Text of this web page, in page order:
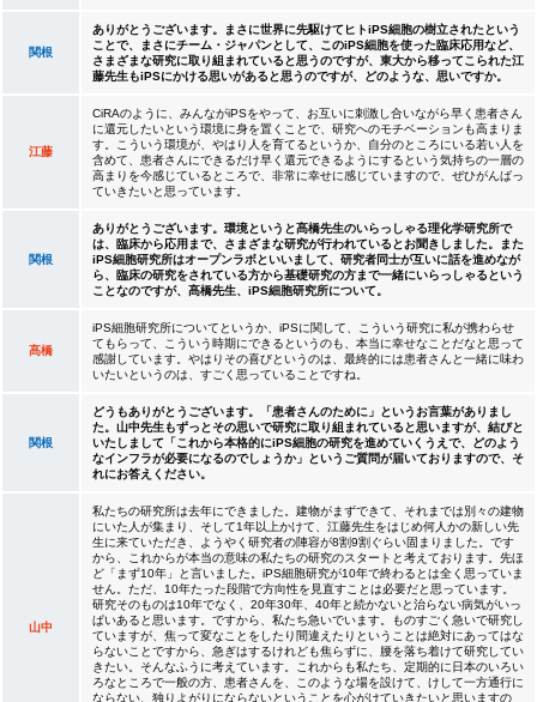
関根
ありがとうございます。まさに世界に先駆けてヒトiPS細胞の樹立されたという
ことで、まさにチーム・ジャパンとして、このiPS細胞を使った臨床応用など、
さまざまな研究に取り組まれていると思うのですが、東大から移ってこられた江
藤先生もiPSにかける思いがあると思うのですが、どのような、思いですか。
江藤
CiRAのように、みんながiPSをやって、お互いに刺激し合いながら早く患者さん
に還元したいという環境に身を置くことで、研究へのモチベーションも高まりま
す。こういう環境が、やはり人を育てるというか、自分のところにいる若い人を
含めて、患者さんにできるだけ早く還元できるようにするという気持ちの一層の
高まりを今感じているところで、非常に幸せに感じていますので、ぜひがんばっ
ていきたいと思っています。
関根
ありがとうございます。環境というと髙橋先生のいらっしゃる理化学研究所で
は、臨床から応用まで、さまざまな研究が行われているとお聞きしました。また
iPS細胞研究所はオープンラボといいまして、研究者同士が互いに話を進めなが
ら、臨床の研究をされている方から基礎研究の方まで一緒にいらっしゃるという
ことなのですが、髙橋先生、iPS細胞研究所について。
髙橋
iPS細胞研究所についてというか、iPSに関して、こういう研究に私が携わらせ
てもらって、こういう時期にできるというのも、本当に幸せなことだなと思って
感謝しています。やはりその喜びというのは、最終的には患者さんと一緒に味わ
いたいというのは、すごく思っていることですね。
関根
どうもありがとうございます。「患者さんのために」というお言葉がありまし
た。山中先生もずっとその思いで研究に取り組まれていると思いますが、結びと
いたしまして「これから本格的にiPS細胞の研究を進めていくうえで、どのよう
なインフラが必要になるのでしょうか」というご質問が届いておりますので、そ
れにお答えください。
山中
私たちの研究所は去年にできました。建物がまずできて、それまでは別々の建物
にいた人が集まり、そして1年以上かけて、江藤先生をはじめ何人かの新しい先
生に来ていただき、ようやく研究者の陣容が8割9割ぐらい固まりました。です
から、これからが本当の意味の私たちの研究のスタートと考えております。先ほ
ど「まず10年」と言いました。iPS細胞研究が10年で終わるとは全く思っていま
せん。ただ、10年たった段階で方向性を見直すことは必要だと思っています。
研究そのものは10年でなく、20年30年、40年と続かないと治らない病気がいっ
ぱいあると思います。ですから、私たち急いでいます。ものすごく急いで研究し
ていますが、焦って変なことをしたり間違えたりということは絶対にあってはな
らないことですから、急ぎはするけれども焦らずに、腰を落ち着けて研究してい
きたい。そんなふうに考えています。これからも私たち、定期的に日本のいろい
ろなところで一般の方、患者さんを、このような場を設けて、けして一方通行に
ならない、独りよがりにならないということを心がけていきたいと思いますの